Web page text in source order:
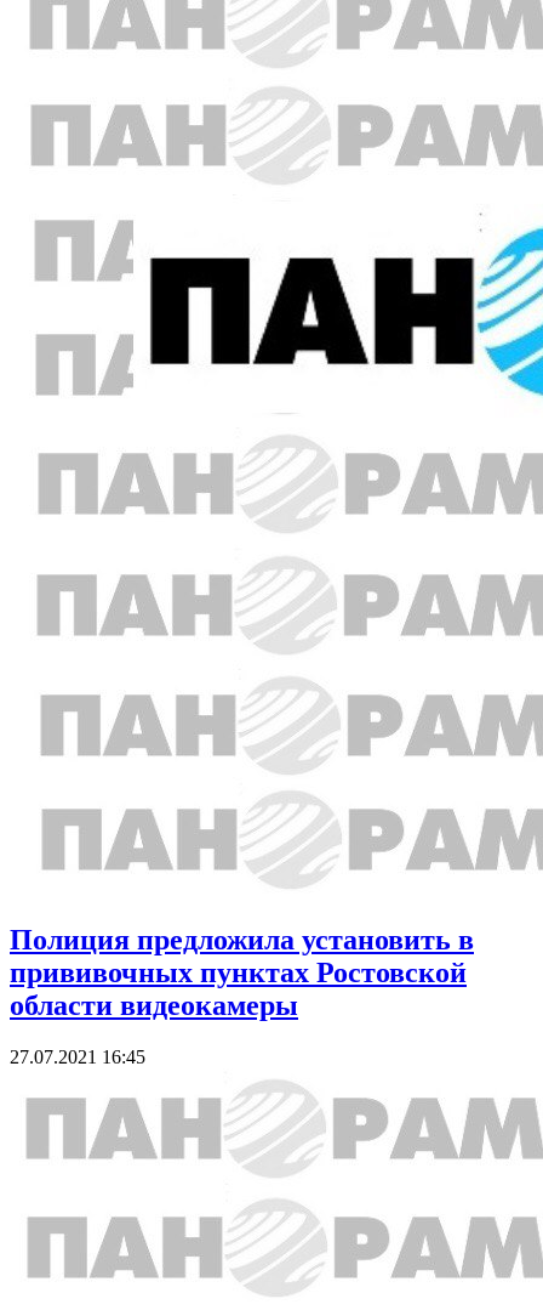
Полиция предложила установить в
прививочных пунктах Ростовской
области видеокамеры
27.07.2021 16:45